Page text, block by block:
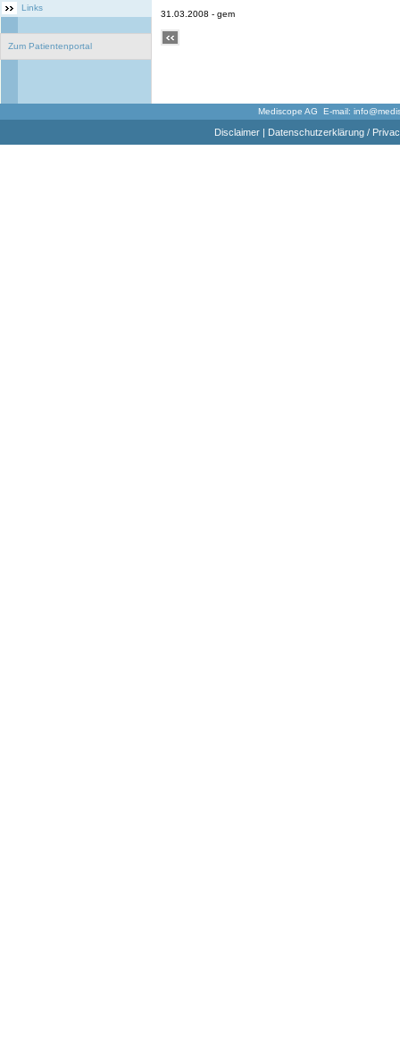
Links
Zum Patientenportal
31.03.2008 - gem
Mediscope AG E-mail:
Disclaimer| Datenschutzerklärung /